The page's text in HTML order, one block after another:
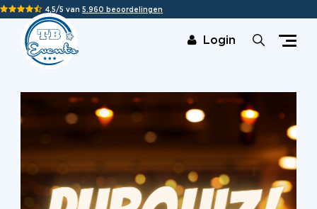
4,5/5 van 5.960 beoordelingen
Login